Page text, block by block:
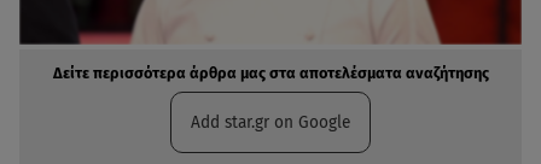
Δείτε περισσότερα άρθρα μας στα αποτελέσματα αναζήτησης
Add star.gr on Google